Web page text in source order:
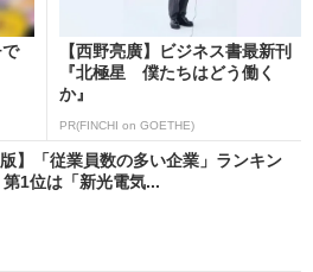
【西野亮廣】ビジネス書最新刊
『北極星 僕たちはどう働く
か』
PR(FINCHI on GOETHE)
版】「従業員数の多い企業」ランキン
1位は「新光電気...